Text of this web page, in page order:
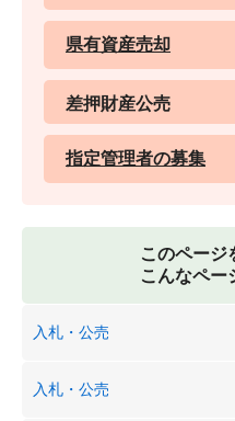
県有資産売却
差押財産公売
指定管理者の募集
このページ
こんなペー
入札・公売
入札・公売